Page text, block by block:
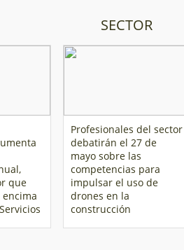
SECTOR
que
encima
Profesionales del sector
debatirán el 27 de
mayo sobre las
competencias para
impulsar el uso de
drones en la
construcción